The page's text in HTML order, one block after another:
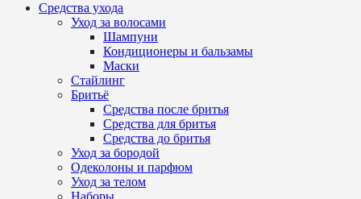
Средства ухода
Уход за волосами
Шампуни
Кондиционеры и бальзамы
Маски
Стайлинг
Бритьё
Средства после бритья
Средства для бритья
Средства до бритья
Уход за бородой
Одеколоны и парфюм
Уход за телом
Наборы